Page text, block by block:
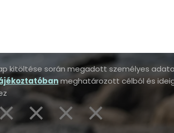
kitöltése során megadott személyes
meghatározott célból és